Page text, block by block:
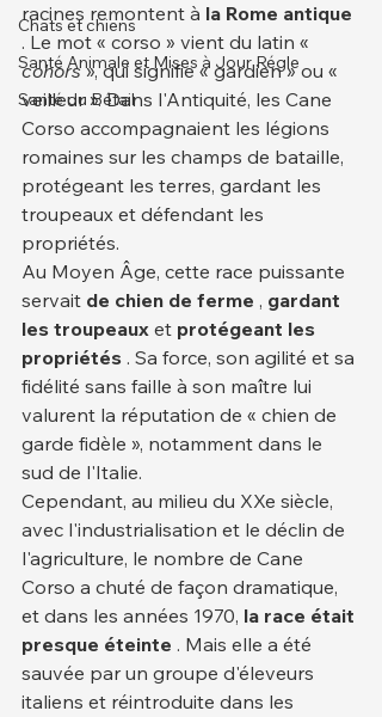
Chats et chiens
Santé Animale et Mises à Jour Régle
Santé du Bétail
racines remontent à la Rome antique
. Le mot « corso » vient du latin «
cohors », qui signifie « gardien » ou «
veilleur ». Dans l'Antiquité, les Cane
Corso accompagnaient les légions
romaines sur les champs de bataille,
protégeant les terres, gardant les
troupeaux et défendant les
propriétés.
Au Moyen Âge, cette race puissante
servait de chien de ferme , gardant
les troupeaux et protégeant les
propriétés . Sa force, son agilité et sa
fidélité sans faille à son maître lui
valurent la réputation de « chien de
garde fidèle », notamment dans le
sud de l'Italie.
Cependant, au milieu du XXe siècle,
avec l'industrialisation et le déclin de
l'agriculture, le nombre de Cane
Corso a chuté de façon dramatique,
et dans les années 1970, la race était
presque éteinte . Mais elle a été
sauvée par un groupe d'éleveurs
italiens et réintroduite dans les